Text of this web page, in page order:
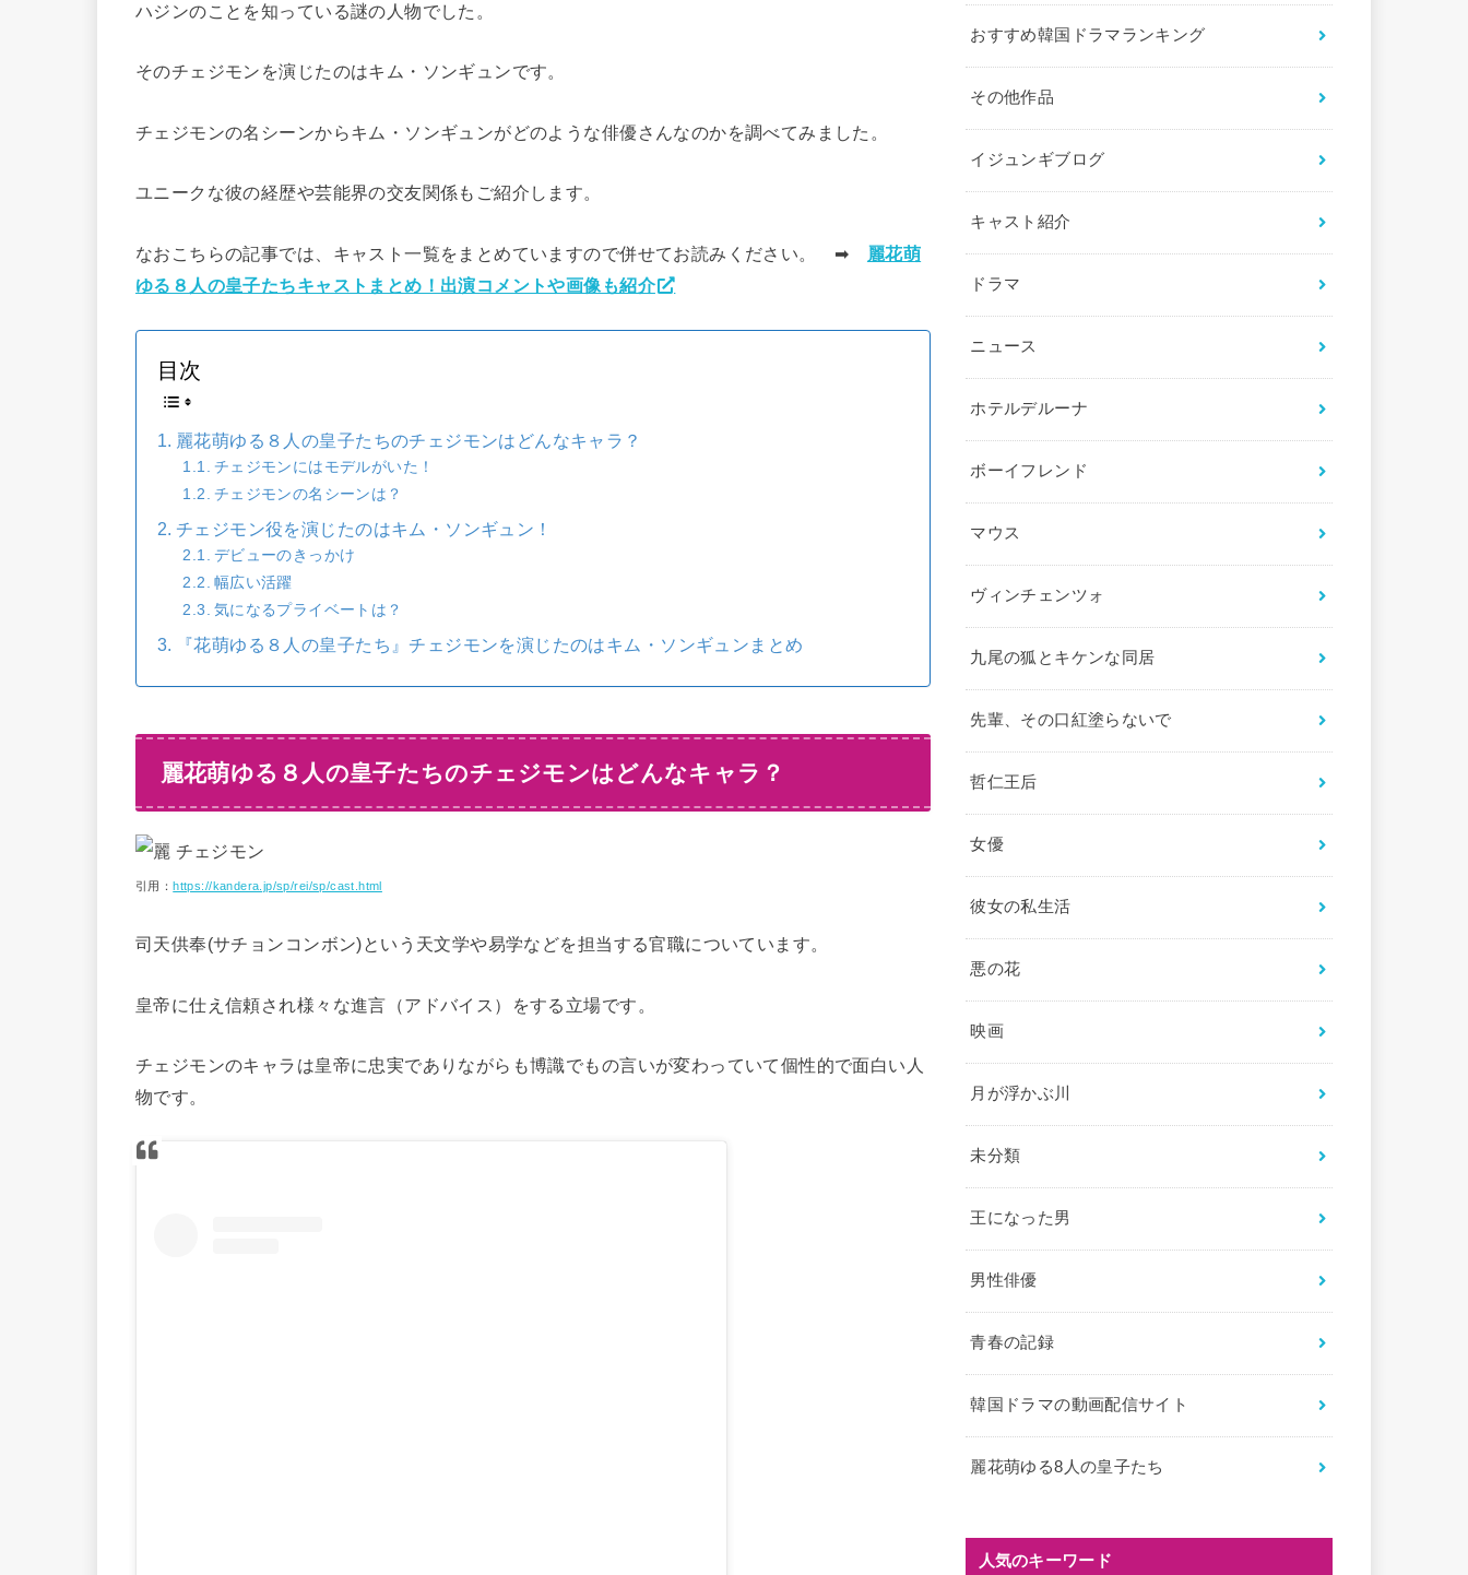
ハジンのことを知っている謎の人物でした。
そのチェジモンを演じたのはキム・ソンギュンです。
チェジモンの名シーンからキム・ソンギュンがどのような俳優さんなのかを調べてみました。
ユニークな彼の経歴や芸能界の交友関係もご紹介します。
なおこちらの記事では、キャスト一覧をまとめていますので併せてお読みください。 ➡︎ 麗花萌
ゆる８人の皇子たちキャストまとめ！出演コメントや画像も紹介
目次
麗花萌ゆる８人の皇子たちのチェジモンはどんなキャラ？
チェジモンにはモデルがいた！
チェジモンの名シーンは？
チェジモン役を演じたのはキム・ソンギュン！
デビューのきっかけ
幅広い活躍
気になるプライベートは？
『花萌ゆる８人の皇子たち』チェジモンを演じたのはキム・ソンギュンまとめ
麗花萌ゆる８人の皇子たちのチェジモンはどんなキャラ？
引用：https://kandera.jp/sp/rei/sp/cast.html
司天供奉(サチョンコンボン)という天文学や易学などを担当する官職についています。
皇帝に仕え信頼され様々な進言（アドバイス）をする立場です。
チェジモンのキャラは皇帝に忠実でありながらも博識でもの言いが変わっていて個性的で面白い人
物です。
おすすめ韓国ドラマランキング
その他作品
イジュンギブログ
キャスト紹介
ドラマ
ニュース
ホテルデルーナ
ボーイフレンド
マウス
ヴィンチェンツォ
九尾の狐とキケンな同居
先輩、その口紅塗らないで
哲仁王后
女優
彼女の私生活
悪の花
映画
月が浮かぶ川
未分類
王になった男
男性俳優
青春の記録
韓国ドラマの動画配信サイト
麗花萌ゆる8人の皇子たち
人気のキーワード